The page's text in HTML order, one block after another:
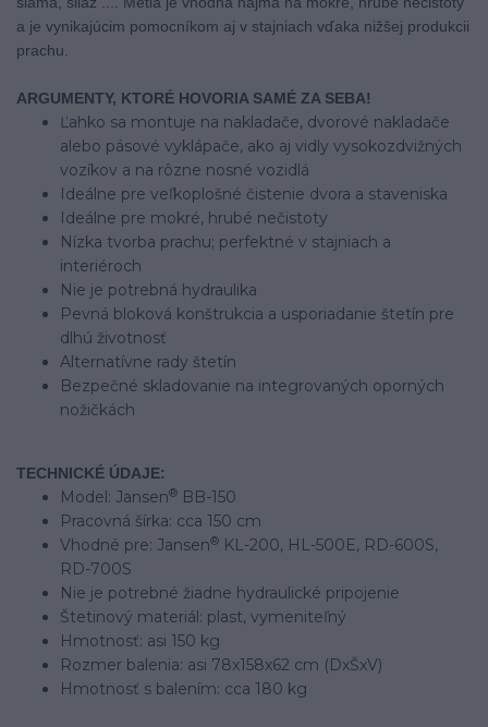
a je vynikajúcim pomocníkom aj v stajniach vďaka nižšej produkcii
prachu.
ARGUMENTY, KTORÉ HOVORIA SAMÉ ZA SEBA!
Ľahko sa montuje na nakladače, dvorové nakladače
alebo pásové vyklápače, ako aj vidly vysokozdvižných
vozíkov a na rôzne nosné vozidlá
Ideálne pre veľkoplošné čistenie dvora a staveniska
Ideálne pre mokré, hrubé nečistoty
Nízka tvorba prachu; perfektné v stajniach a
interiéroch
Nie je potrebná hydraulika
Pevná bloková konštrukcia a usporiadanie štetín pre
dlhú životnosť
Alternatívne rady štetín
Bezpečné skladovanie na integrovaných oporných
nožičkách
TECHNICKÉ ÚDAJE:
Model: Jansen® BB-150
Pracovná šírka: cca 150 cm
Vhodné pre: Jansen® KL-200, HL-500E, RD-600S,
RD-700S
Nie je potrebné žiadne hydraulické pripojenie
Štetinový materiál: plast, vymeniteľný
Hmotnosť: asi 150 kg
Rozmer balenia: asi 78x158x62 cm (DxŠxV)
Hmotnosť s balením: cca 180 kg